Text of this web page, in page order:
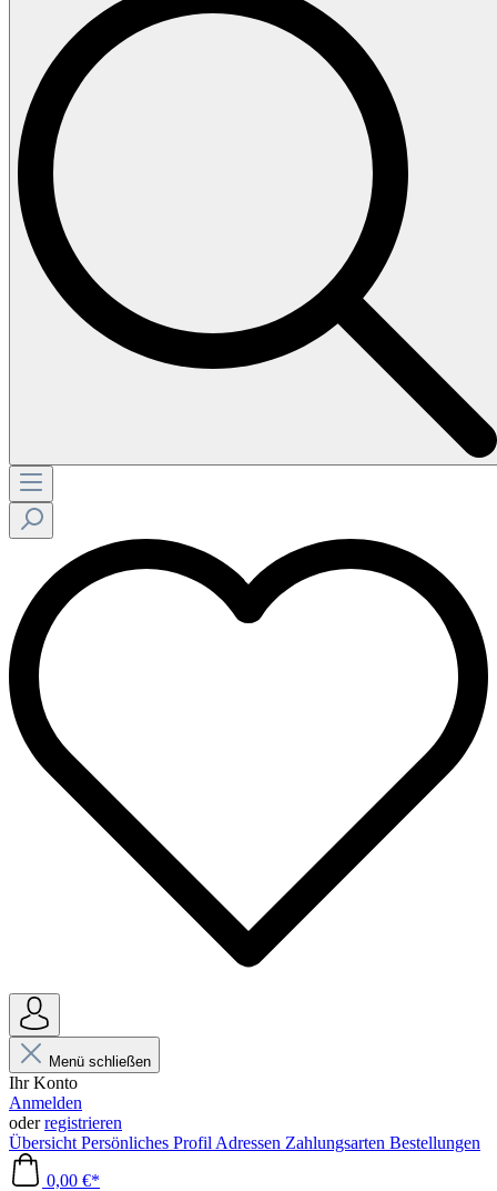
Menü schließen
Ihr Konto
Anmelden
oderregistrieren
Übersicht Persönliches Profil Adressen Zahlungsarten Bestellungen
0,00 €*